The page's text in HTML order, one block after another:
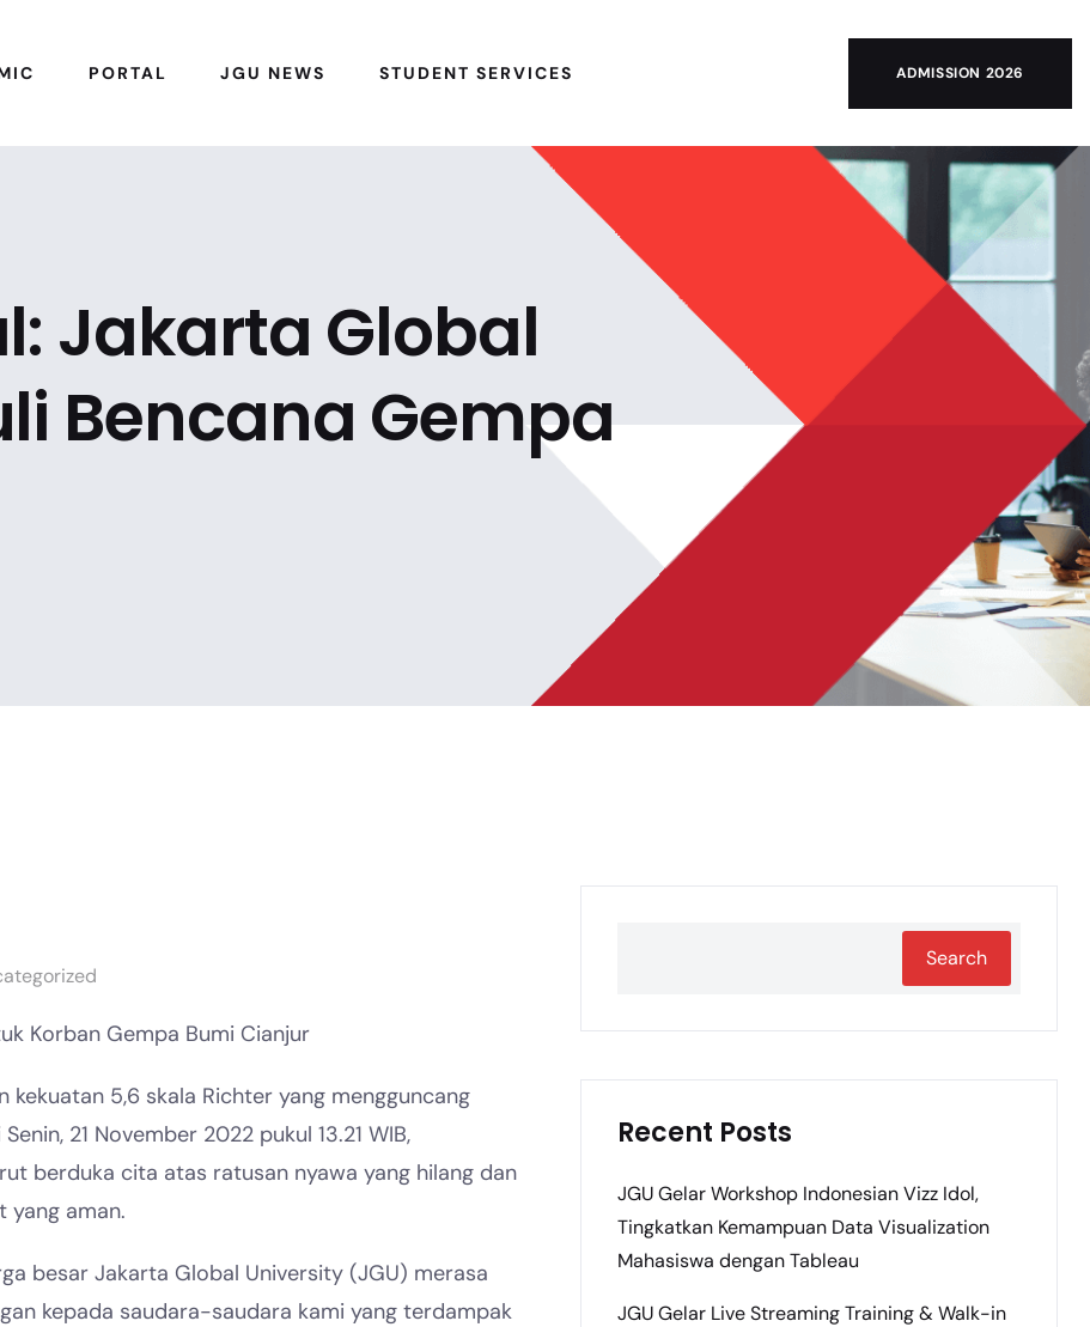
PORTAL JGU NEWS STUDENT SERVICES ADMISSION 2026
Jakarta Global
Bencana Gempa
Korban Gempa Bumi Cianjur
5,6 skala Richter yang mengguncang
21 November 2022 pukul 13.21 WIB,
berduka cita atas ratusan nyawa yang hilang dan
yang aman.
besar Jakarta Global University (JGU) merasa
kepada saudara-saudara kami yang terdampak
Search
Recent Posts
JGU Gelar Workshop Indonesian Vizz Idol,
Tingkatkan Kemampuan Data Visualization
Mahasiswa dengan Tableau
JGU Gelar Live Streaming Training & Walk-in